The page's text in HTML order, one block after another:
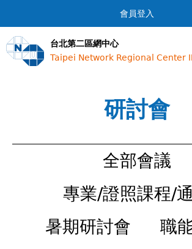
Jump to navigation
會員登入
台北第二區網中心
Taipei Network Regional Center II
研討會
全部會議
專業/證照課程/
暑期研討會
職